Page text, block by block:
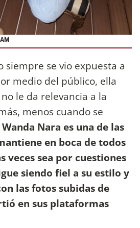
siempre se vio expuesta a
medio del público, ella
le da relevancia a la
menos cuando se
Wanda Nara es una de las
en boca de todos
veces sea por cuestiones
siendo fiel a su estilo y
las fotos subidas de
en sus plataformas